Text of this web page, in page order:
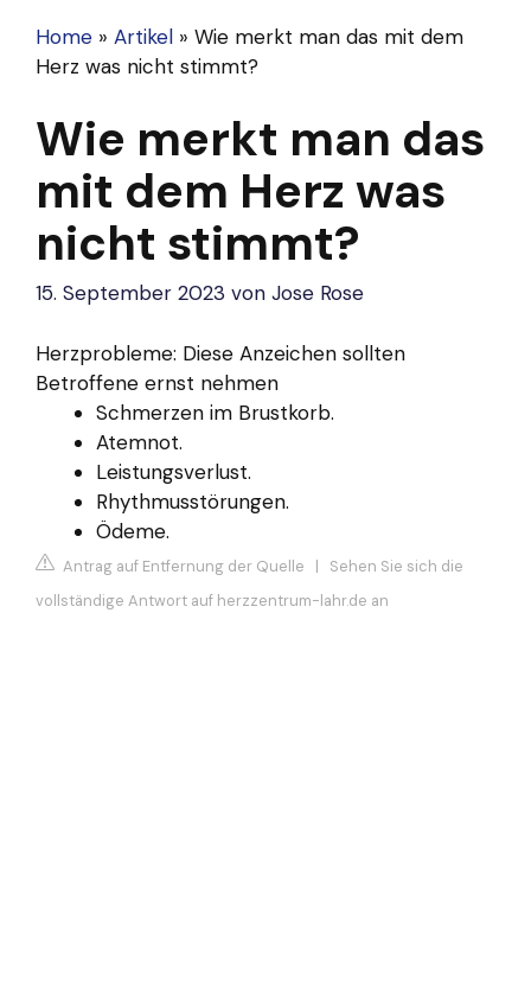
Home » Artikel » Wie merkt man das mit dem
Herz was nicht stimmt?
Wie merkt man das
mit dem Herz was
nicht stimmt?
15. September 2023 von Jose Rose
Herzprobleme: Diese Anzeichen sollten
Betroffene ernst nehmen
Schmerzen im Brustkorb.
Atemnot.
Leistungsverlust.
Rhythmusstörungen.
Ödeme.
Antrag auf Entfernung der Quelle | Sehen Sie sich die
vollständige Antwort auf herzzentrum-lahr.de an